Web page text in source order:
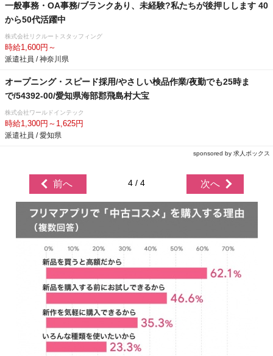
一般事務・OA事務/ブランクあり、未経験?私たちが後押しします 40
から50代活躍中
株式会社リクルートスタッフィング
時給1,600円～
派遣社員 / 神奈川県
オープニング・スピード採用/やさしい検品作業/夜勤でも25時ま
で/54392-00/愛知県海部郡飛島村大宝
株式会社ワールドインテック
時給1,300円～1,625円
派遣社員 / 愛知県
sponsored by 求人ボックス
前へ 4 / 4 次へ